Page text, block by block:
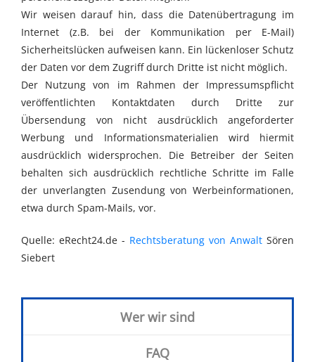
Wir weisen darauf hin, dass die Datenübertragung im
Internet (z.B. bei der Kommunikation per E-Mail)
Sicherheitslücken aufweisen kann. Ein lückenloser Schutz
der Daten vor dem Zugriff durch Dritte ist nicht möglich.
Der Nutzung von im Rahmen der Impressumspflicht
veröffentlichten Kontaktdaten durch Dritte zur
Übersendung von nicht ausdrücklich angeforderter
Werbung und Informationsmaterialien wird hiermit
ausdrücklich widersprochen. Die Betreiber der Seiten
behalten sich ausdrücklich rechtliche Schritte im Falle
der unverlangten Zusendung von Werbeinformationen,
etwa durch Spam-Mails, vor.
Quelle: eRecht24.de - Rechtsberatung von Anwalt Sören
Siebert
Wer wir sind
FAQ